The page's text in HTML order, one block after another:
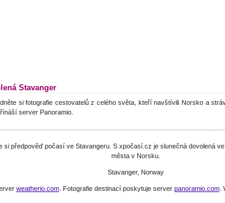
Stavanger
si fotografie cestovatelů z celého světa, kteří navštívili Norsko a
server Panoramio.
si předpověď počasí ve Stavangeru. S xpočasí.cz je slunečná dovolená
města v Norsku.
Stavanger, Norway
weatherio.com. Fotografie destinací poskytuje server panoramio.com.